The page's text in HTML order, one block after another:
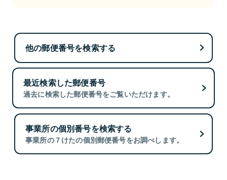
他の郵便番号を検索する
最近検索した郵便番号
過去に検索した郵便番号をご覧いただけます。
事業所の個別番号を検索する
事業所の７けたの個別郵便番号をお調べします。